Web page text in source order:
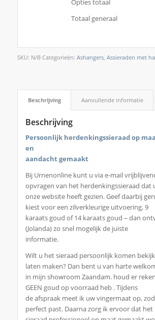
Opties totaal
Totaal generaal
SKU: N/B Categorieën: Ashangers, Assieraden met
Beschrijving Aanvullende informatie
Beschrijving
Persoonlijk herdenkingssieraad op
en
aandacht gemaakt
Bij Urnenonline kunt u via e-mail
opvragen van het herdenkingssieraad dat
onze website heeft gezien. Geef daarbij
kiest voor een zilverkleurige uitvoering, 9
karaats goud of 14 karaats goud – dan
(Jolanda) zo snel mogelijk de juiste
informatie.
Wilt u het sieraad persoonlijk komen
laten maken? Dan bent u van harte
in mijn showroom Zaandam. houd er
GEEN goud op voorraad heb . Tijdens
de afspraak meet ik uw vingermaat op,
perfect past. Daarna zorg ik ervoor dat het